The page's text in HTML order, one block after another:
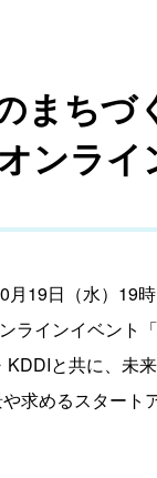
まち
ンライ
19日（水）19
ラインイベント
と共に、未
求めるスタート